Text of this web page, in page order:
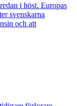
i höst. Europas
svenskarna
och att